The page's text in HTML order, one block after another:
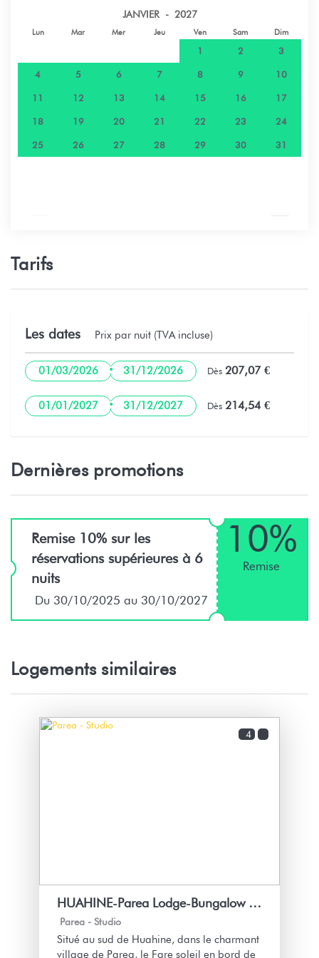
JANVIER - 2027
Lun Mar Mer Jeu Ven Sam Dim
1 2 3
4 5 6 7 8 9 10
11 12 13 14 15 16 17
18 19 20 21 22 23 24
25 26 27 28 29 30 31
Tarifs
Les dates Prix par nuit (TVA incluse)
01/03/2026 · 31/12/2026 Dès 207,07 €
01/01/2027 · 31/12/2027 Dès 214,54 €
Dernières promotions
Remise 10% sur les
réservations supérieures à 6
nuits
Du 30/10/2025 au 30/10/2027
10%
Remise
Logements similaires
4
HUAHINE-Parea Lodge-Bungalow Mahana
Parea - Studio
Situé au sud de Huahine, dans le charmant
village de Parea, le Fare soleil en bord de